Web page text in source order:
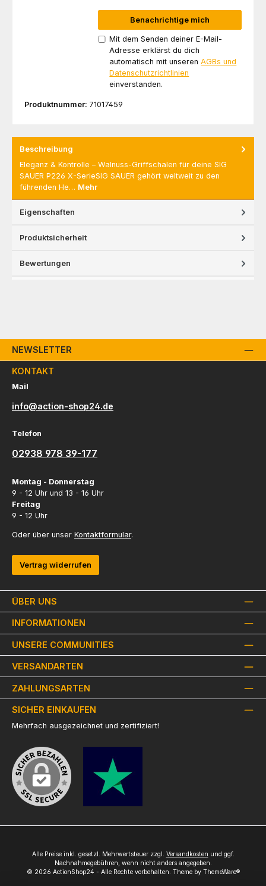
Benachrichtige mich
Mit dem Senden deiner E-Mail-
Adresse erklärst du dich
automatisch mit unserenAGBs und
Datenschutzrichtlinien
einverstanden.
Produktnummer: 71017459
Beschreibung
Eleganz & Kontrolle – Walnuss-Griffschalen für deine SIG
SAUER P226 X-SerieSIG SAUER gehört weltweit zu den
führenden He… Mehr
Eigenschaften
Produktsicherheit
Bewertungen
NEWSLETTER
ÜBER UNS
INFORMATIONEN
KONTAKT
Mail
info@action-shop24.de
Telefon
02938 978 39-177
Montag - Donnerstag
9 - 12 Uhr und 13 - 16 Uhr
Freitag
9 - 12 Uhr
Oder über unser Kontaktformular.
Vertrag widerrufen
UNSERE COMMUNITIES
VERSANDARTEN
ZAHLUNGSARTEN
SICHER EINKAUFEN
Mehrfach ausgezeichnet und zertifiziert!
Alle Preise inkl. gesetzl. Mehrwertsteuer zzgl. Versandkosten und ggf.
Nachnahmegebühren, wenn nicht anders angegeben.
© 2026 ActionShop24 - Alle Rechte vorbehalten. Theme by ThemeWare®